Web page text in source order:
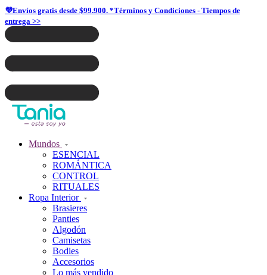
💜Envíos gratis desde $99.900. *Términos y Condiciones - Tiempos de
entrega >>
Mundos
ESENCIAL
ROMÁNTICA
CONTROL
RITUALES
Ropa Interior
Brasieres
Panties
Algodón
Camisetas
Bodies
Accesorios
Lo más vendido